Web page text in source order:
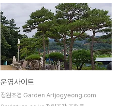
운영사이트
정원조경 Garden Artjogyeong.com